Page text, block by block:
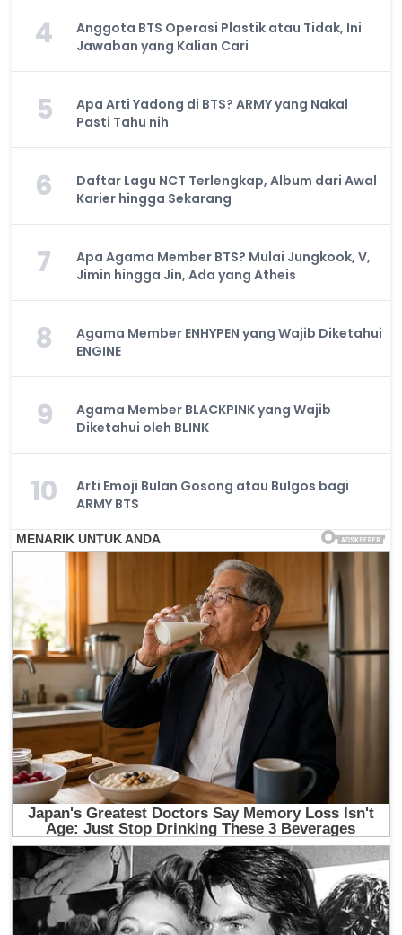
4
Anggota BTS Operasi Plastik atau Tidak, Ini
Jawaban yang Kalian Cari
5
Apa Arti Yadong di BTS? ARMY yang Nakal
Pasti Tahu nih
6
Daftar Lagu NCT Terlengkap, Album dari Awal
Karier hingga Sekarang
7
Apa Agama Member BTS? Mulai Jungkook, V,
Jimin hingga Jin, Ada yang Atheis
8
Agama Member ENHYPEN yang Wajib Diketahui
ENGINE
9
Agama Member BLACKPINK yang Wajib
Diketahui oleh BLINK
10
Arti Emoji Bulan Gosong atau Bulgos bagi
ARMY BTS